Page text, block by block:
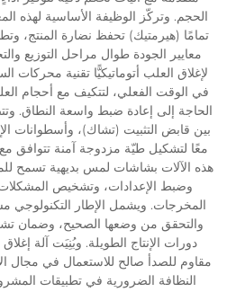
الحجم. وتركّز الوظيفة الأساسية لهذه
تمامًا (هيرمتيك) تحفظ نضارة المنتج،
معايير الجودة طوال مراحل التوزيع
لإغلاق العلب أتوماتيكيًّا تقنية محركات
في الوقت الفعلي، لتتكيف مع أحجام
الحاجة إلى إعادة ضبط واسعة النطاق.
بين قابض التثبيت (تشاك)، وأسطوانات
معًا لتشكيل طيّة مزدوجة آمنة تتوافق مع
هذه الآلات بشاشات لمس بديهية تسمح
وضبط الإعدادات، وتشخيص
المخرجات. ويشمل الإطار
والتحقق من وضعها الصحيح، وضمان
دورات الإنتاج الطويلة. وبُنِيَت آلة
مقاوم للصدأ صالح للاستعمال في مجال
النظافة الضرورية في تطبيقات